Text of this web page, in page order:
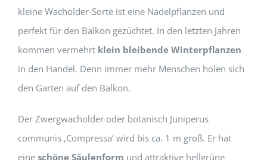
kleine Wacholder-Sorte ist eine Nadelpflanzen und
perfekt für den Balkon gezüchtet. In den letzten Jahren
kommen vermehrt klein bleibende Winterpflanzen
in den Handel. Denn immer mehr Menschen holen sich
den Garten auf den Balkon.
Der Zwergwacholder oder botanisch Juniperus
communis ‚Compressa‘ wird bis ca. 1 m groß. Er hat
eine schöne Säulenform und attraktive hellgrüne